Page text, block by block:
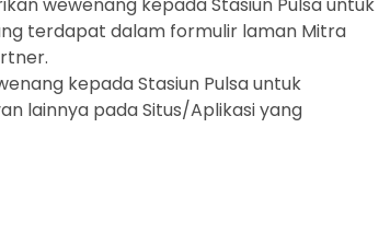
wewenang kepada Stasiun Pulsa untuk
terdapat dalam formulir laman Mitra
kepada Stasiun Pulsa untuk
lainnya pada Situs/Aplikasi yang